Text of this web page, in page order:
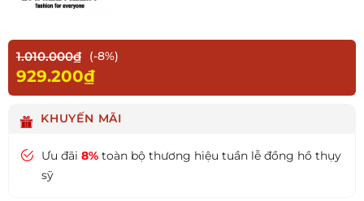
1.010.000₫ (-8%)
929.200₫
KHUYẾN MÃI
Ưu đãi 8% toàn bộ thương hiệu tuần lễ đồng hồ thụy
sỹ